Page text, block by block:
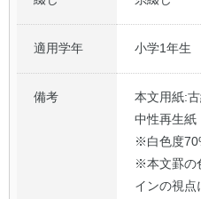
適用学年 小学1年生
備考
本文用紙:
中性再生紙
※白色度
※本文罫の
インの視点